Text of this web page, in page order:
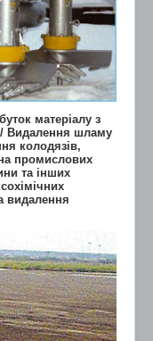
матеріалу з
/ Видалення шламу
колодязів,
промислових
та інших
видалення